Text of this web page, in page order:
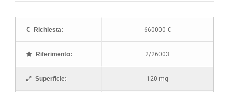
Richiesta: 660000 €
Riferimento: 2/26003
Superficie: 120 mq